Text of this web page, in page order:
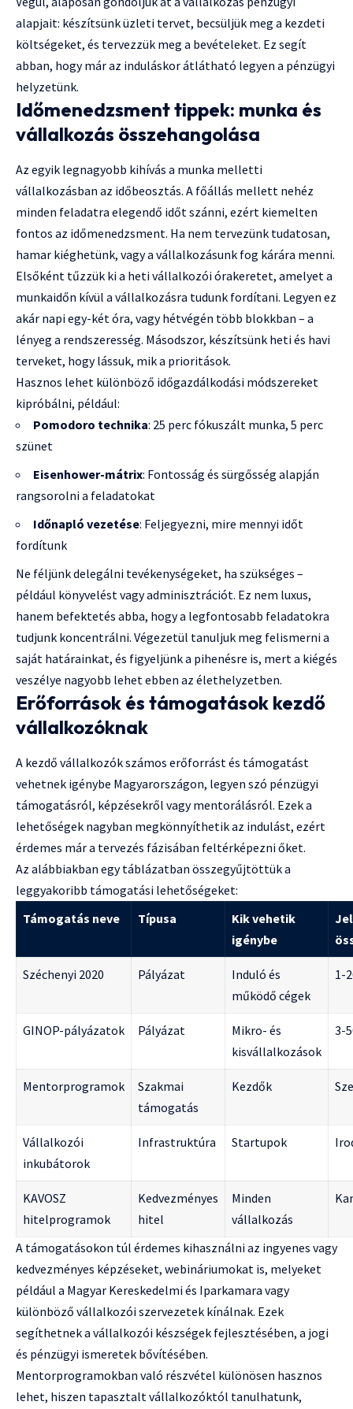
alapjait: készítsünk üzleti tervet, becsüljük meg a kezdeti
költségeket, és tervezzük meg a bevételeket. Ez segít
abban, hogy már az induláskor átlátható legyen a pénzügyi
helyzetünk.
Időmenedzsment tippek: munka és
vállalkozás összehangolása
Az egyik legnagyobb kihívás a munka melletti
vállalkozásban az időbeosztás. A főállás mellett nehéz
minden feladatra elegendő időt szánni, ezért kiemelten
fontos az időmenedzsment. Ha nem tervezünk tudatosan,
hamar kiéghetünk, vagy a vállalkozásunk fog kárára menni.
Elsőként tűzzük ki a heti vállalkozói órakeretet, amelyet a
munkaidőn kívül a vállalkozásra tudunk fordítani. Legyen ez
akár napi egy-két óra, vagy hétvégén több blokkban – a
lényeg a rendszeresség. Másodszor, készítsünk heti és havi
terveket, hogy lássuk, mik a prioritások.
Hasznos lehet különböző időgazdálkodási módszereket
kipróbálni, például:
Pomodoro technika: 25 perc fókuszált munka, 5 perc
szünet
Eisenhower-mátrix: Fontosság és sürgősség alapján
rangsorolni a feladatokat
Időnapló vezetése: Feljegyezni, mire mennyi időt
fordítunk
Ne féljünk delegálni tevékenységeket, ha szükséges –
például könyvelést vagy adminisztrációt. Ez nem luxus,
hanem befektetés abba, hogy a legfontosabb feladatokra
tudjunk koncentrálni. Végezetül tanuljuk meg felismerni a
saját határainkat, és figyeljünk a pihenésre is, mert a kiégés
veszélye nagyobb lehet ebben az élethelyzetben.
Erőforrások és támogatások kezdő
vállalkozóknak
A kezdő vállalkozók számos erőforrást és támogatást
vehetnek igénybe Magyarországon, legyen szó pénzügyi
támogatásról, képzésekről vagy mentorálásról. Ezek a
lehetőségek nagyban megkönnyíthetik az indulást, ezért
érdemes már a tervezés fázisában feltérképezni őket.
Az alábbiakban egy táblázatban összegyűjtöttük a
leggyakoribb támogatási lehetőségeket:
Támogatás neve
Típusa
Kik vehetik
igénybe
Széchenyi 2020 Pályázat
Induló és
működő cégek
1-
GINOP-pályázatok Pályázat
Mikro- és
kisvállalkozások
3-
Mentorprogramok
Szakmai
támogatás
Kezdők
Vállalkozói
inkubátorok
Infrastruktúra Startupok
KAVOSZ
hitelprogramok
Kedvezményes
hitel
Minden
vállalkozás
A támogatásokon túl érdemes kihasználni az ingyenes vagy
kedvezményes képzéseket, webináriumokat is, melyeket
például a Magyar Kereskedelmi és Iparkamara vagy
különböző vállalkozói szervezetek kínálnak. Ezek
segíthetnek a vállalkozói készségek fejlesztésében, a jogi
és pénzügyi ismeretek bővítésében.
Mentorprogramokban való részvétel különösen hasznos
lehet, hiszen tapasztalt vállalkozóktól tanulhatunk,